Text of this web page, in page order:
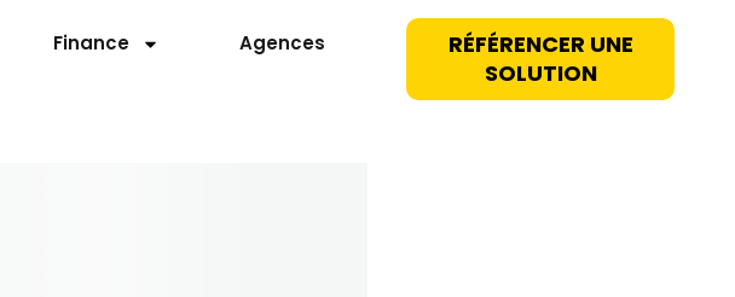
Finance
Agences
RÉFÉRENCER UNE
SOLUTION